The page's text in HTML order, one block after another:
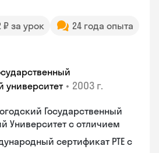
₽ за урок
24 года опыта
университет • 2003 г.
Государственный
Университет с отличием
сертификат PTE с